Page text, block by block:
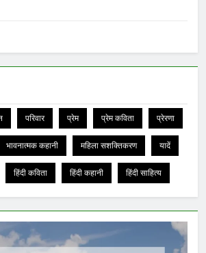
परिवार प्रेम प्रेम कविता प्रेरणा
भावनात्मक कहानी महिला सशक्तिकरण यादें
हिंदी कविता हिंदी कहानी हिंदी साहित्य